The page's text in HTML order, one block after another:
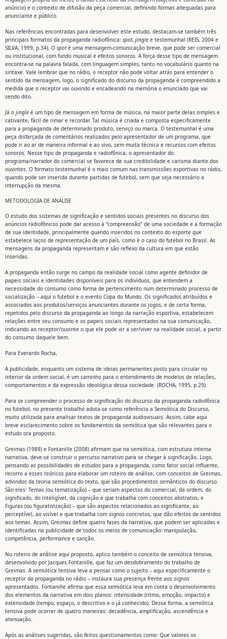
anúncio) e o contexto de difusão da peça comercial, definindo formas adequadas para
anunciante e público.
Nas referências encontradas para desenvolver este estudo, destacam-se também três
principais formatos da propaganda radiofônica: spot, jingle e testemunhal (REIS, 2004 e
SILVA, 1999, p.34). O spoté uma mensagem-comunicação breve, que pode ser comercial
ou institucional, com fundo musical e efeitos sonoros. A força desse tipo de mensagem
encontra-se na palavra falada, com linguagem simples, tanto no vocabulário quanto na
sintaxe. Vale lembrar que no rádio, o receptor não pode voltar atrás para entender o
sentido da mensagem, logo, o significado do discurso da propaganda é compreendido a
medida que o receptor vai ouvindo e encadeando na memória o enunciado que vai
sendo dito.
Já o jingle é um tipo de mensagem em forma de música, na maior parte delas simples e
cativante, fácil de rimar e recordar. Tal música é criada e composta especificamente
para a propaganda de determinado produto, serviço ou marca. O testemunhal é uma
peça disfarçada de comentários realizados pelo apresentador de um programa, que
pode ir ao ar de maneira informal e ao vivo, sem muita técnica e recursos com efeitos
sonoros. Nesse tipo de propaganda e radiofônica, o apresentador do
programa/narrador do comercial se favorece de sua credibilidade e carisma diante dos
ouvintes. O formato testemunhal é o mais comum nas transmissões esportivas no rádio,
quando pode ser inserida durante partidas de futebol, sem que seja necessário a
interrupção da mesma.
METODOLOGIA DE ANÁLISE
O estudo dos sistemas de significação e sentidos sociais presentes no discurso dos
anúncios radiofônicos pode dar acesso à “compreensão” de uma sociedade e a formação
de sua identidade, principalmente quando inseridos no contexto do esporte que
estabelece laços de representação de um país, como é o caso do futebol no Brasil. As
mensagens da propaganda representam e são reflexo da cultura em que estão
inseridas.
A propaganda então surge no campo da realidade social como agente definidor de
papeis sociais e identidades disponíveis para os indivíduos, que entendem a
necessidade do consumo como forma de pertencimento num determinado processo de
socialização – aqui o futebol e o evento Copa do Mundo. Os significados atribuídos e
associados aos produtos/serviços anunciantes durante os jogos, e de certa forma,
repetidos pelo discurso da propaganda ao longo da narração esportiva, estabelecem
relações entre seu consumo e os papeis sociais representados na sua comunicação,
indicando ao receptor/ouvinte o que ele pode vir a ser/viver na realidade social, a partir
do consumo daquele bem.
Para Everardo Rocha,
A publicidade, enquanto um sistema de ideias permanentes posto para circular no
interior da ordem social, é um caminho para o entendimento de modelos de relações,
comportamentos e da expressão ideológica dessa sociedade. (ROCHA, 1995, p.29).
Para se compreender o processo de significação do discurso da propaganda radiofônica
no futebol, no presente trabalho adota-se como referência a Semiótica do Discurso,
muito utilizada para analisar textos de propaganda audiovisuais. Assim, cabe aqui
breve esclarecimento sobre os fundamentos da semiótica que são relevantes para o
estudo ora proposto.
Greimas (1989) e Fontanille (2008) afirmam que na semiótica, com estrutura interna
narrativa, deve-se construir o percurso narrativo para se chegar à significação. Logo,
pensando as possibilidades de estudos para a propaganda, como fator social influente,
recorro a esses teóricos para elaborar um roteiro de análise, com conceitos de Greimas,
advindos da teoria semiótica do texto, que são procedimentos semânticos do discurso.
São eles: Temas (ou tematização) – que seriam aspectos do comercial, da ordem, do
significado, do inteligível, da cognição e que trabalha com conceitos abstratos, e
Figuras (ou figurativização) – que são aspectos relacionados ao significante, ao
perceptível, ao visível e que trabalha com signos concretos, que dão efeitos de sentidos
aos temas. Assim, Greimas define quatro fases da narrativa, que podem ser aplicadas e
identificadas na publicidade de todos os meios de comunicação: manipulação,
competência, performance e sanção.
No roteiro de análise aqui proposto, aplico também o conceito de semiótica tensiva,
desenvolvido por Jacques Fontanille, que faz um desdobramento do trabalho de
Greimas. A semiótica tensiva leva a pensar como o sujeito – aqui especificamente o
receptor da propaganda no rádio – instaura sua presença frente aos signos
apresentados. Fontanille afirma que essa semiótica leva em conta o desenvolvimento
dos elementos da narrativa em dois planos: intensidade (ritmo, emoção, impacto) e
extensidade (tempo, espaço, o descritivo e o já conhecido). Dessa forma, a semiótica
tensiva pode ocorrer de quatro maneiras: decadência, amplificação, ascendência e
atenuação.
Após as análises sugeridas, são feitos questionamentos como: Que valores os